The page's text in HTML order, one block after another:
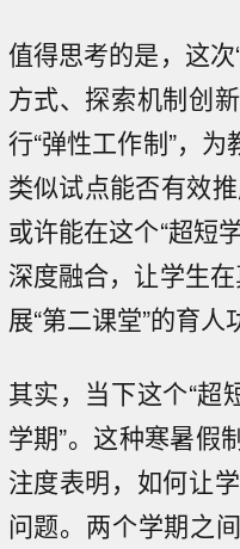
值得思考的是，这
方式、探索机制创
行“弹性工作制”，
类似试点能否有效推
或许能在这个“超短
深度融合，让学生
展“第二课堂”的育人
其实，当下这个“超
学期”。这种寒暑假
注度表明，如何让
问题。两个学期之